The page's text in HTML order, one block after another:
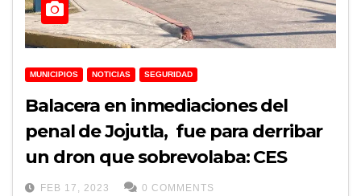
MUNICIPIOS NOTICIAS SEGURIDAD
Balacera en inmediaciones del
penal de Jojutla, fue para derribar
un dron que sobrevolaba: CES
FEB 17, 2023 0 COMMENTS